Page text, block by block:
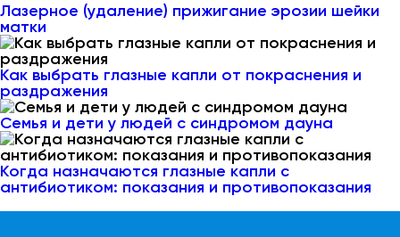
Лазерное (удаление) прижигание эрозии шейки
матки
Как выбрать глазные капли от покраснения и
раздражения
Семья и дети у людей с синдромом дауна
Когда назначаются глазные капли с
антибиотиком: показания и противопоказания